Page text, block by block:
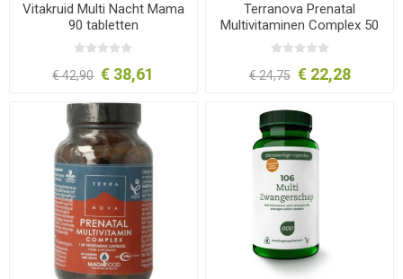
Vitakruid Multi Nacht Mama
90 tabletten
€ 42,90 € 38,61
Terranova Prenatal
Multivitaminen Complex 50
capsules
€ 24,75 € 22,28